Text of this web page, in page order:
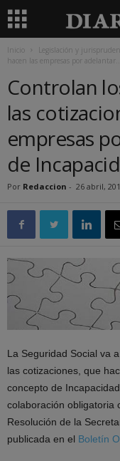
Inicio Legislación y
hacen las empresas por adelantar...
Controlan
las
empresas
de
Por Redaccion - 26 abril,
La Seguridad Social va
las cotizaciones, que
concepto de
colaboración obligatoria
Resolución de la
publicada en el Boletín